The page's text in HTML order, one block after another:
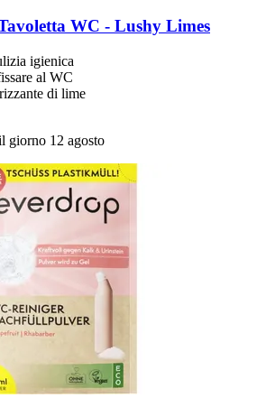
WC -​ Lushy Limes
igienica
al WC
di lime
giorno 12 agosto